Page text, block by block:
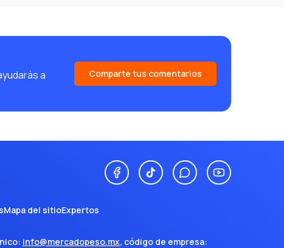
a
Comparte tus comentarios
Mapa del sitioExpertos
info@mercadopeso.mx, código de empresa: